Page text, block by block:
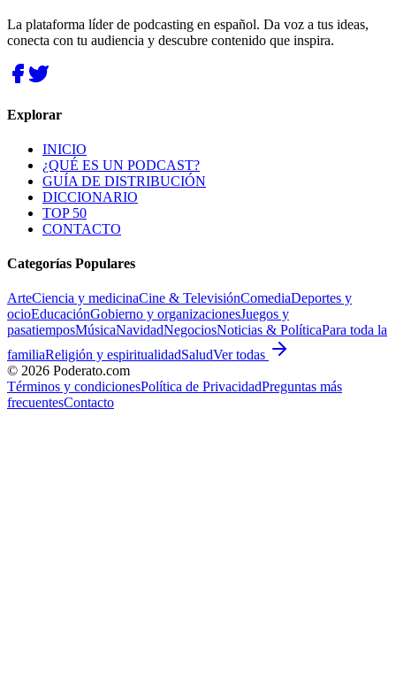
La plataforma líder de podcasting en español. Da voz a tus ideas,
conecta con tu audiencia y descubre contenido que inspira.
Explorar
INICIO
¿QUÉ ES UN PODCAST?
GUÍA DE DISTRIBUCIÓN
DICCIONARIO
TOP 50
CONTACTO
Categorías Populares
ArteCiencia y medicinaCine & TelevisiónComediaDeportes y
ocioEducaciónGobierno y organizacionesJuegos y
pasatiemposMúsicaNavidadNegociosNoticias & PolíticaPara toda la
familiaReligión y espiritualidadSaludVer todas
© 2026 Poderato.com
Términos y condicionesPolítica de PrivacidadPreguntas más
frecuentesContacto